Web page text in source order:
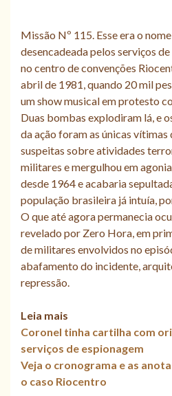
Missão Nº 115. Esse era o
desencadeada pelos serviços
no centro de convenções
abril de 1981, quando 20 mil
um show musical em protesto
Duas bombas explodiram lá, e
da ação foram as únicas
suspeitas sobre atividades
militares e mergulhou em
desde 1964 e acabaria
população brasileira já intuía,
O que até agora permanecia
revelado por Zero Hora, em
de militares envolvidos no
abafamento do incidente,
repressão.
Leia mais
Coronel tinha cartilha com
serviços de espionagem
Veja o cronograma e as
o caso Riocentro